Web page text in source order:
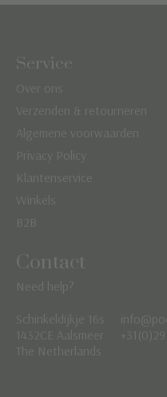
Service
Over ons
Verzenden & retourneren
Algemene voorwaarden
Privacy Policy
Klantenservice
Winkels
B2B
Contact
Need help?
Schinkeldijkje 16s
1432CE Aalsmeer
The Netherlands